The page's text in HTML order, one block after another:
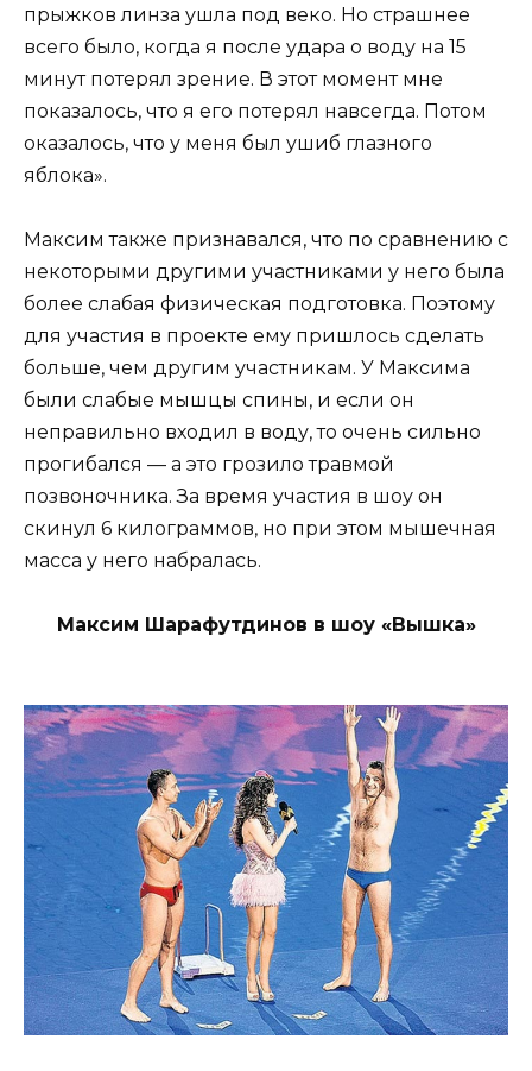
прыжков линза ушла под веко. Но страшнее
всего было, когда я после удара о воду на 15
минут потерял зрение. В этот момент мне
показалось, что я его потерял навсегда. Потом
оказалось, что у меня был ушиб глазного
яблока».
Максим также признавался, что по сравнению с
некоторыми другими участниками у него была
более слабая физическая подготовка. Поэтому
для участия в проекте ему пришлось сделать
больше, чем другим участникам. У Максима
были слабые мышцы спины, и если он
неправильно входил в воду, то очень сильно
прогибался — а это грозило травмой
позвоночника. За время участия в шоу он
скинул 6 килограммов, но при этом мышечная
масса у него набралась.
Максим Шарафутдинов в шоу «Вышка»